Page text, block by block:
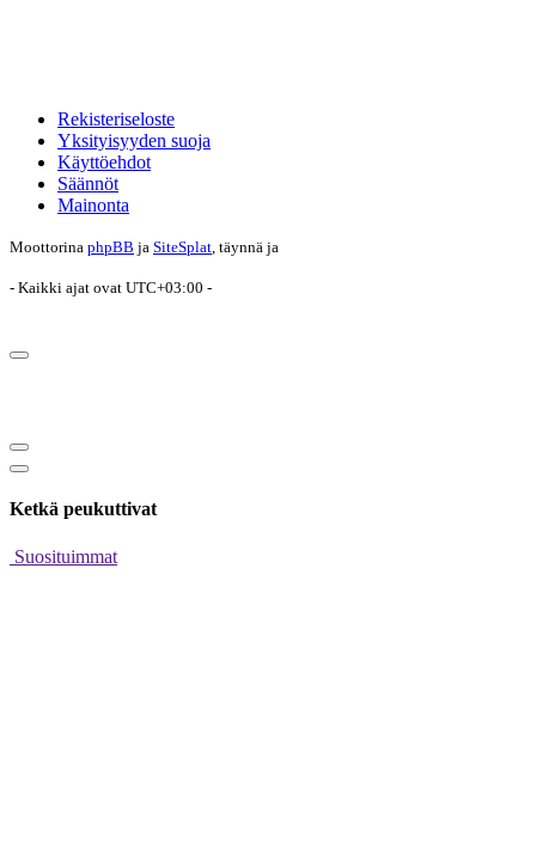
Rekisteriseloste
Yksityisyyden suoja
Käyttöehdot
Säännöt
Mainonta
Moottorina phpBB ja SiteSplat , täynnä ja
- Kaikki ajat ovat UTC+03:00 -
Ketkä peukuttivat
Suosituimmat